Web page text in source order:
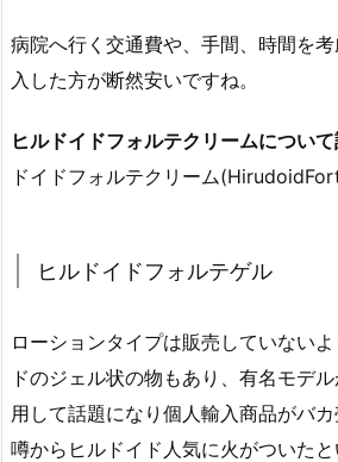
病院へ行く交通費や、手間、時間を
入した方が断然安いですね。
ヒルドイドフォルテクリームについ
ドイドフォルテクリーム
ヒルドイドフォルテゲル
ローションタイプは販売していない
ドのジェル状の物もあり、有名モデ
用して話題になり個人輸入商品がバ
噂からヒルドイド人気に火がついたと